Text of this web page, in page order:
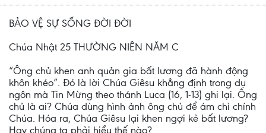
BẢO VỆ SỰ SỐNG ĐỜI ĐỜI
Chúa Nhật 25 THƯỜNG NIÊN NĂM C
“Ông chủ khen anh quản gia bất lương đã hành động
khôn khéo”. Đó là lời Chúa Giêsu khẳng định trong dụ
ngôn mà Tin Mừng theo thánh Luca (16, 1-13) ghi lại. Ông
chủ là ai? Chúa dùng hình ảnh ông chủ để ám chỉ chính
Chúa. Hóa ra, Chúa Giêsu lại khen ngợi kẻ bất lương?
Hay chúng ta phải hiểu thế nào?